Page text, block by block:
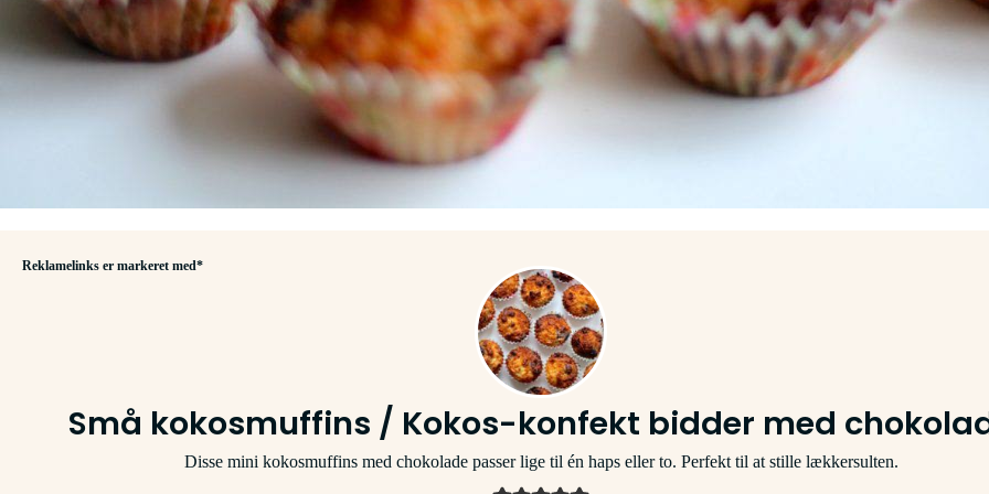
Reklamelinks er markeret med*
Små kokosmuffins / Kokos-konfekt bidder med
Disse mini kokosmuffins med chokolade passer lige til én haps eller to. Perfekt til at stille lækkersulten.